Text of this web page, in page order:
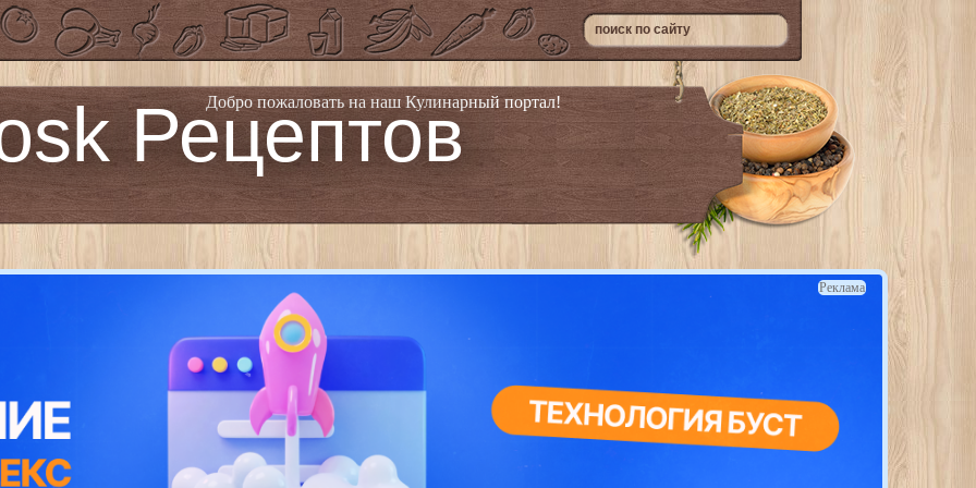
Добро пожаловать на наш Кулинарный портал!
Рецептов
Реклама